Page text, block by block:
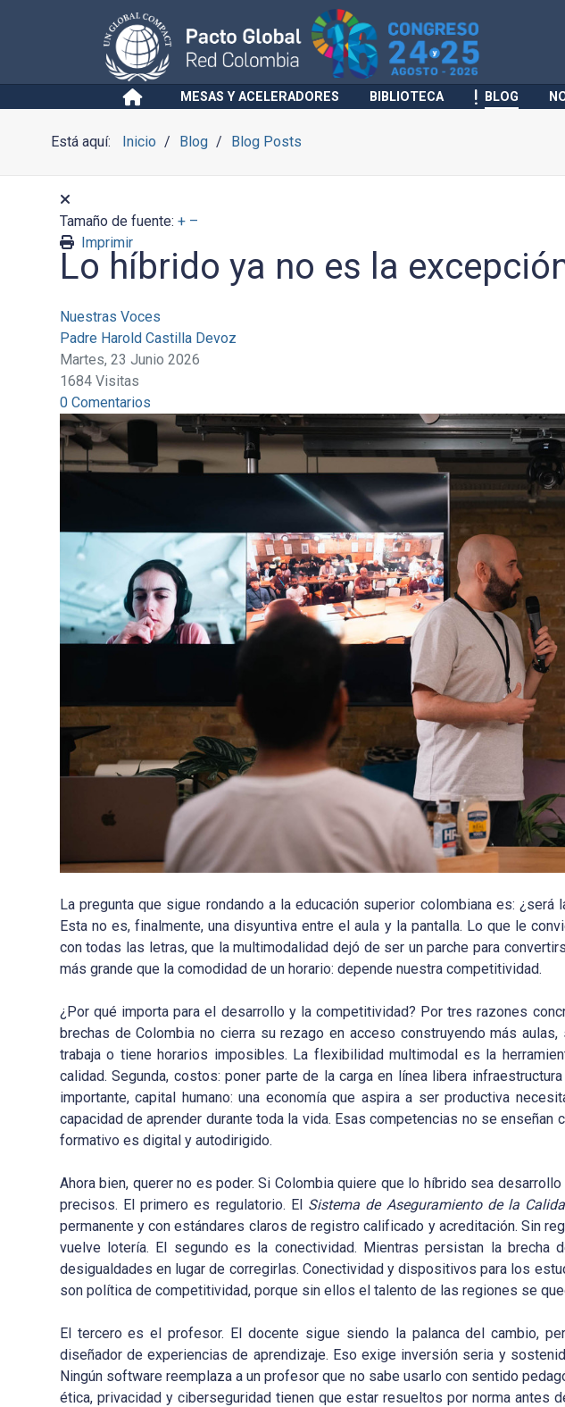
MESAS Y ACELERADORES BIBLIOTECA BLOG
Está aquí: Inicio Blog Blog Posts
Tamaño de fuente: + –
Imprimir
Lo híbrido ya no es la
Nuestras Voces
Padre Harold Castilla Devoz
Martes, 23 Junio 2026
1684 Visitas
0 Comentarios
La pregunta que sigue rondando a la educación superior colombiana es:
Esta no es, finalmente, una disyuntiva entre el aula y la pantalla. Lo que le
con todas las letras, que la multimodalidad dejó de ser un parche para
más grande que la comodidad de un horario: depende nuestra competitividad.
¿Por qué importa para el desarrollo y la competitividad? Por tres razones
brechas de Colombia no cierra su rezago en acceso construyendo más
trabaja o tiene horarios imposibles. La flexibilidad multimodal es la
calidad. Segunda, costos: poner parte de la carga en línea libera
importante, capital humano: una economía que aspira a ser productiva
capacidad de aprender durante toda la vida. Esas competencias no se
formativo es digital y autodirigido.
Ahora bien, querer no es poder. Si Colombia quiere que lo híbrido sea
precisos. El primero es regulatorio. El Sistema de Aseguramiento de la
permanente y con estándares claros de registro calificado y acreditación. Sin
vuelve lotería. El segundo es la conectividad. Mientras persistan la
desigualdades en lugar de corregirlas. Conectividad y dispositivos para los
son política de competitividad, porque sin ellos el talento de las regiones se
El tercero es el profesor. El docente sigue siendo la palanca del cambio,
diseñador de experiencias de aprendizaje. Eso exige inversión seria y
Ningún software reemplaza a un profesor que no sabe usarlo con sentido
ética, privacidad y ciberseguridad tienen que estar resueltos por norma antes